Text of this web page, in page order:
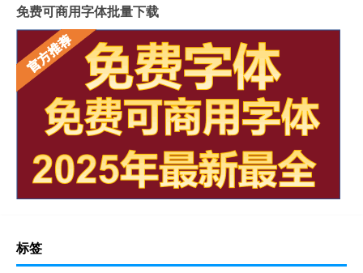
免费可商用字体批量下载
标签